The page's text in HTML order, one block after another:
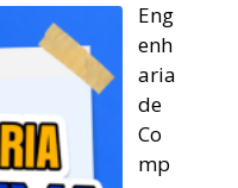
Eng
enh
aria
de
Co
mp